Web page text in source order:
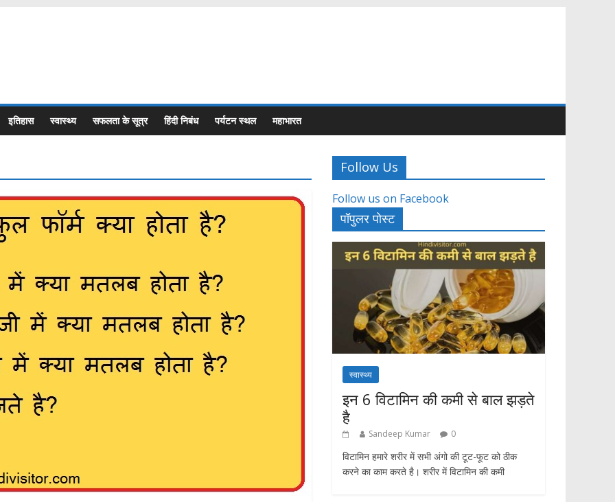
इतिहास स्वास्थ्य सफलता के सूत्र हिंदी निबंध पर्यटन स्थल महाभारत
Follow Us
Follow us on Facebook
पॉपुलर पोस्ट
स्वास्थ्य
इन 6 विटामिन की कमी से बाल झड़ते
है
Sandeep Kumar 0
विटामिन हमारे शरीर में सभी अंगो की टूट-फूट को ठीक
करने का काम करते है। शरीर में विटामिन की कमी